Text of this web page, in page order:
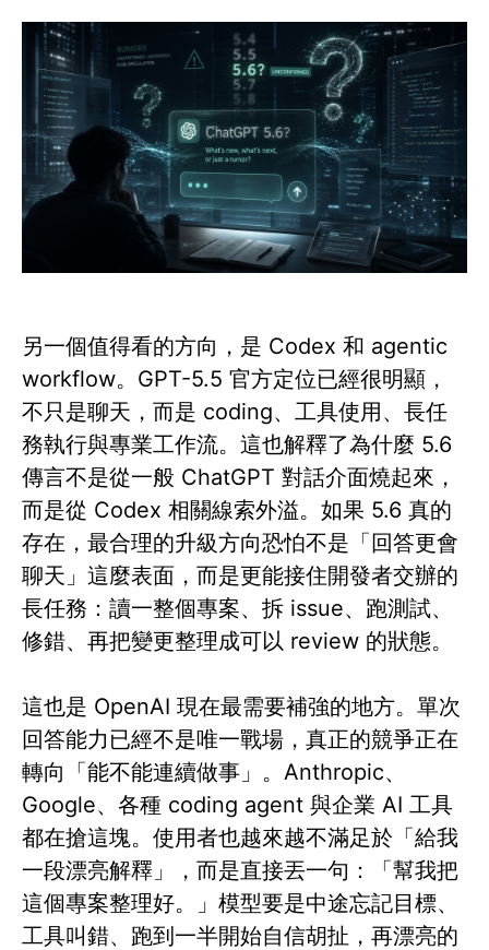
另一個值得看的方向，是 Codex 和 agentic
workflow。GPT-5.5 官方定位已經很明顯，
不只是聊天，而是 coding、工具使用、長任
務執行與專業工作流。這也解釋了為什麼 5.6
傳言不是從一般 ChatGPT 對話介面燒起來，
而是從 Codex 相關線索外溢。如果 5.6 真的
存在，最合理的升級方向恐怕不是「回答更會
聊天」這麼表面，而是更能接住開發者交辦的
長任務：讀一整個專案、拆 issue、跑測試、
修錯、再把變更整理成可以 review 的狀態。
這也是 OpenAI 現在最需要補強的地方。單次
回答能力已經不是唯一戰場，真正的競爭正在
轉向「能不能連續做事」。Anthropic、
Google、各種 coding agent 與企業 AI 工具
都在搶這塊。使用者也越來越不滿足於「給我
一段漂亮解釋」，而是直接丟一句：「幫我把
這個專案整理好。」模型要是中途忘記目標、
工具叫錯、跑到一半開始自信胡扯，再漂亮的